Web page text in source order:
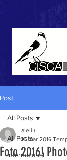
Post
All Posts
international
All Posts
Foto 2016!
aleliu
16 mar 2016